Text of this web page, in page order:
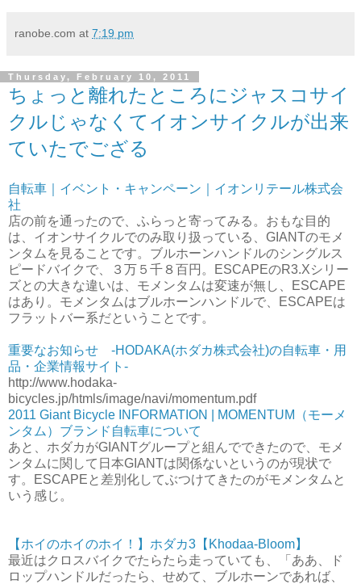
ranobe.com at 7:19 pm
Thursday, February 10, 2011
ちょっと離れたところにジャスコサイ
クルじゃなくてイオンサイクルが出来
ていたでござる
自転車｜イベント・キャンペーン｜イオンリテール株式会
社
店の前を通ったので、ふらっと寄ってみる。おもな目的
は、イオンサイクルでのみ取り扱っている、GIANTのモメ
ンタムを見ることです。ブルホーンハンドルのシングルス
ピードバイクで、３万５千８百円。ESCAPEのR3.Xシリー
ズとの大きな違いは、モメンタムは変速が無し、ESCAPE
はあり。モメンタムはブルホーンハンドルで、ESCAPEは
フラットバー系だということです。
重要なお知らせ -HODAKA(ホダカ株式会社)の自転車・用
品・企業情報サイト-
http://www.hodaka-
bicycles.jp/htmls/image/navi/momentum.pdf
2011 Giant Bicycle INFORMATION | MOMENTUM（モーメ
ンタム）ブランド自転車について
あと、ホダカがGIANTグループと組んでできたので、モメ
ンタムに関して日本GIANTは関係ないというのが現状で
す。ESCAPEと差別化してぶつけてきたのがモメンタムと
いう感じ。
【ホイのホイのホイ！】ホダカ3【Khodaa-Bloom】
最近はクロスバイクでたらたら走っていても、「ああ、ド
ロップハンドルだったら、せめて、ブルホーンであれば、